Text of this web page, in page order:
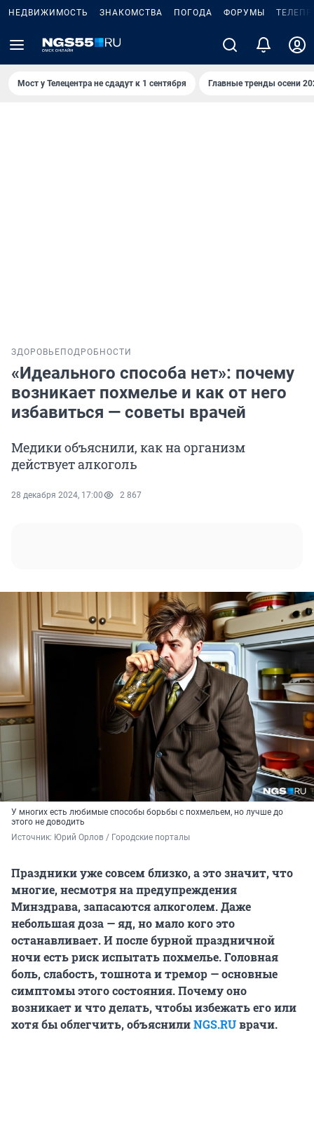
НЕДВИЖИМОСТЬ ЗНАКОМСТВА ПОГОДА ФОРУМЫ
Мост у Телецентра не сдадут к 1 сентября Главные тренды осени
ЗДОРОВЬЕ ПОДРОБНОСТИ
«Идеального способа нет»: почему
возникает похмелье и как от него
избавиться — советы врачей
Медики объяснили, как на организм
действует алкоголь
28 декабря 2024, 17:00 2 867
У многих есть любимые способы борьбы с похмельем, но лучше до
этого не доводить
Источник: Юрий Орлов / Городские порталы
Праздники уже совсем близко, а это значит, что
многие, несмотря на предупреждения
Минздрава, запасаются алкоголем. Даже
небольшая доза — яд, но мало кого это
останавливает. И после бурной праздничной
ночи есть риск испытать похмелье. Головная
боль, слабость, тошнота и тремор — основные
симптомы этого состояния. Почему оно
возникает и что делать, чтобы избежать его или
хотя бы облегчить, объяснилиNGS.RUврачи.